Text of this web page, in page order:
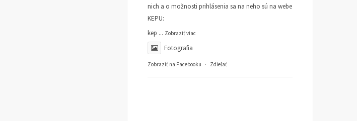
nich a o možnosti prihlásenia sa na neho sú na webe
KEPU:
kep ... Zobraziť viac
Fotografia
Zobraziť na Facebooku · Zdieľať